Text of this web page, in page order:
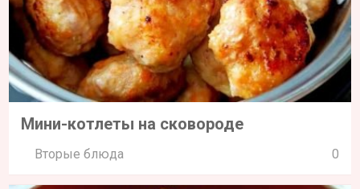
Мини-котлеты на сковороде
Вторые блюда 0